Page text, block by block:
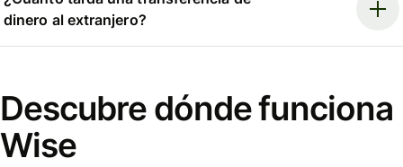
dinero al extranjero?
Descubre dónde funciona
Wise